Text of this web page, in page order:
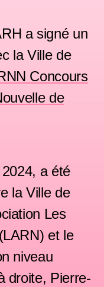
a signé un
la Ville de
Concours
de
a été
la Ville de
Les
et le
niveau
droite, Pierre-